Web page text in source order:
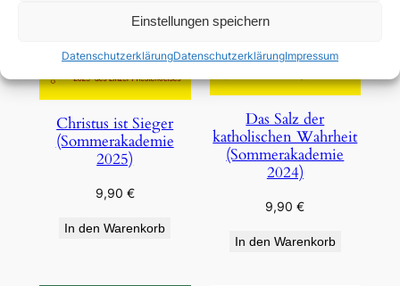
Einstellungen speichern
DatenschutzerklärungDatenschutzerklärungImpressum
Christus ist Sieger
(Sommerakademie
2025)
9,90 €
In den Warenkorb
Das Salz der
katholischen Wahrheit
(Sommerakademie
2024)
9,90€
In den Warenkorb